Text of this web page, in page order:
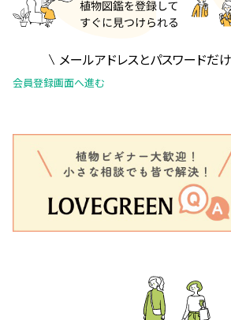
メールアドレスとパスワードだ
会員登録画面へ進む